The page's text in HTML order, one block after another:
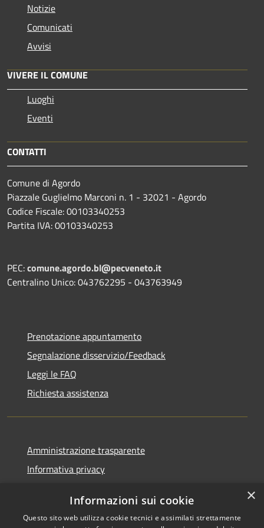
Notizie
Comunicati
Avvisi
VIVERE IL COMUNE
Luoghi
Eventi
CONTATTI
Comune di Agordo
Piazzale Guglielmo Marconi n. 1 - 32021 - Agordo
Codice Fiscale: 00103340253
Partita IVA: 00103340253
PEC:comune.agordo.bl@pecveneto.it
Centralino Unico: 043762295 - 043763949
Prenotazione appuntamento
Segnalazione disservizio/Feedback
Leggi le FAQ
Richiesta assistenza
Amministrazione trasparente
Informativa privacy
Dichiarazione di accessibilità
×
Informazioni sui cookie
Questo sito web utilizza cookie tecnici e assimilati strettamente